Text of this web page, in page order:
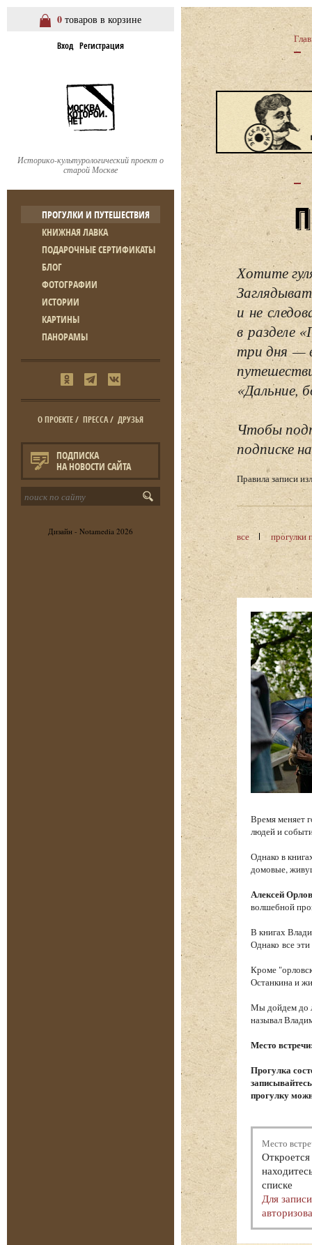
0 товаров в корзине
Вход Регистрация
Историко-культурологический проект о
старой Москве
ПРОГУЛКИ И ПУТЕШЕСТВИЯ
КНИЖНАЯ ЛАВКА
ПОДАРОЧНЫЕ СЕРТИФИКАТЫ
БЛОГ
ФОТОГРАФИИ
ИСТОРИИ
КАРТИНЫ
ПАНОРАМЫ
О ПРОЕКТЕ/ ПРЕССА/ ДРУЗЬЯ
ПОДПИСКА
НА НОВОСТИ САЙТА
Дизайн - Notamedia 2026
Хотите
и не
в разделе
три дня —
«Дальние,
Чтобы
подписке
Правила записи
все прогулки
Время меняет
людей и
Однако в
домовые,
Алексей Орлов
волшебной
В книгах
Однако все
Кроме
Останкина и
Мы дойдем до
называл
Место
Прогулка
прогулку
Место
списке
Для